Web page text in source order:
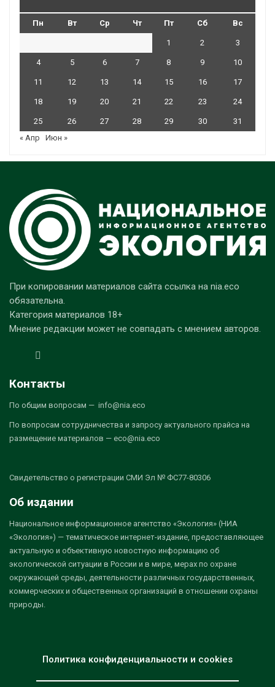
Пн Вт Ср Чт Пт Сб Вс
1 2 3
4 5 6 7 8 9 10
11 12 13 14 15 16 17
18 19 20 21 22 23 24
25 26 27 28 29 30
31
« Апр
Июн »
При копировании материалов сайта ссылка на nia.eco
обязательна.
Категория материалов 18+
Мнение редакции может не совпадать с мнением авторов.
Контакты
По общим вопросам — info@nia.eco
По вопросам сотрудничества и запросу актуального прайса на
размещение материалов — eco@nia.eco
Свидетельство о регистрации СМИ Эл № ФС77-80306
Об издании
Национальное информационное агентство «Экология» (НИА
«Экология») — тематическое интернет-издание, предоставляющее
актуальную и объективную новостную информацию об
экологической ситуации в России и в мире, мерах по охране
окружающей среды, деятельности различных государственных,
коммерческих и общественных организаций в отношении охраны
природы.
Политика конфиденциальности и cookies